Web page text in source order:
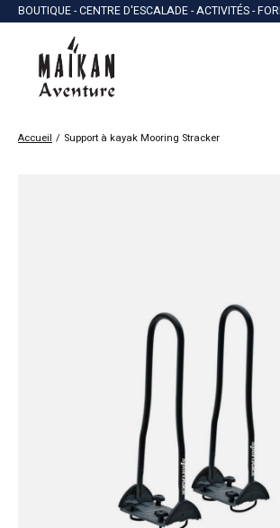
BOUTIQUE - CENTRE D'ESCALADE - ACTIVITÉS -
Accueil / Support à kayak Mooring Stracker